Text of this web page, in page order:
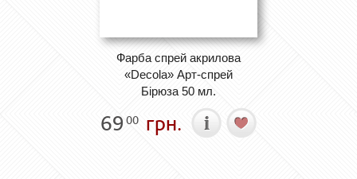
Фарба спрей акрилова
«Decola» Арт-спрей
Бірюза 50 мл.
69 00 грн.